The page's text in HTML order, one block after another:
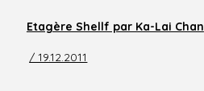
Etagère Shellf par Ka-Lai Chan
/ 19.12.2011